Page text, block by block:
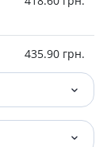
435.90 грн.
458.30 грн.